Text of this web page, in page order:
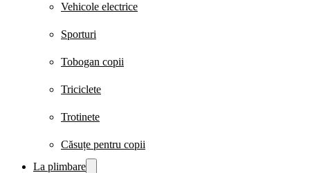
Vehicole electrice
Sporturi
Tobogan copii
Triciclete
Trotinete
Căsuțe pentru copii
La plimbare